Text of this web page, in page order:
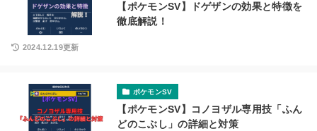
【ポケモンSV】ドゲザンの効果と特徴を
徹底解説！
2024.12.19更新
ポケモンSV
【ポケモンSV】コノヨザル専用技「ふん
どのこぶし」の詳細と対策